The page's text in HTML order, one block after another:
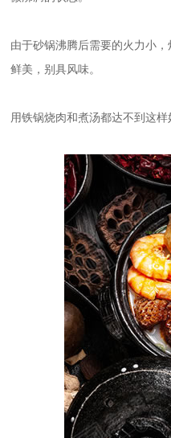
由于砂锅沸腾后需要的火力小
鲜美，别具风味。
用铁锅烧肉和煮汤都达不到这样